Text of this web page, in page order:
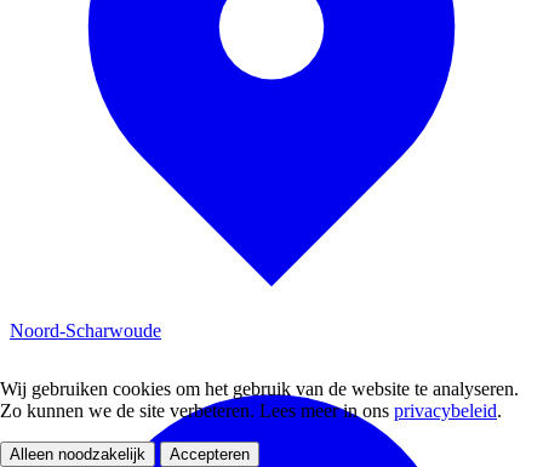
Noord-Scharwoude
Wij gebruiken cookies om het gebruik van de website te analyseren.
Zo kunnen we de site verbeteren. Lees meer in ons privacybeleid.
Alleen noodzakelijk Accepteren